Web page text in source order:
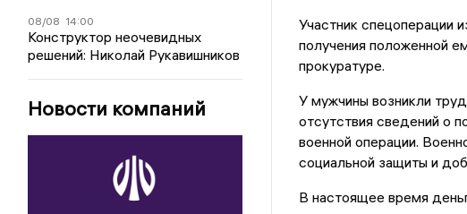
08/08 14:00
Конструктор неочевидных
решений: Николай Рукавишников
Новости компаний
Участник спецоперации
получения положенной
прокуратуре.
У мужчины возникли
отсутствия сведений о
военной операции.
социальной защиты и
В настоящее время